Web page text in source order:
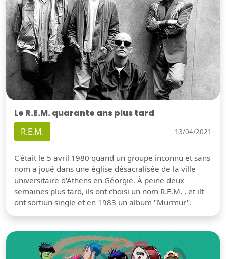
Le R.E.M. quarante ans plus tard
R.E.M. 13/04/2021
C'était le 5 avril 1980 quand un groupe inconnu et sans
nom a joué dans une église désacralisée de la ville
universitaire d'Athens en Géorgie. À peine deux
semaines plus tard, ils ont choisi un nom R.E.M. , et ilt
ont sortiun single et en 1983 un album "Murmur".